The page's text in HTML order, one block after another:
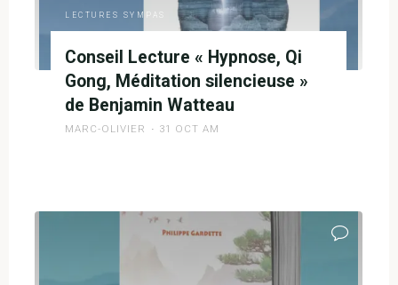
LECTURES SYMPAS
Conseil Lecture « Hypnose, Qi
Gong, Méditation silencieuse »
de Benjamin Watteau
MARC-OLIVIER 31 OCT AM
« Hypnose,